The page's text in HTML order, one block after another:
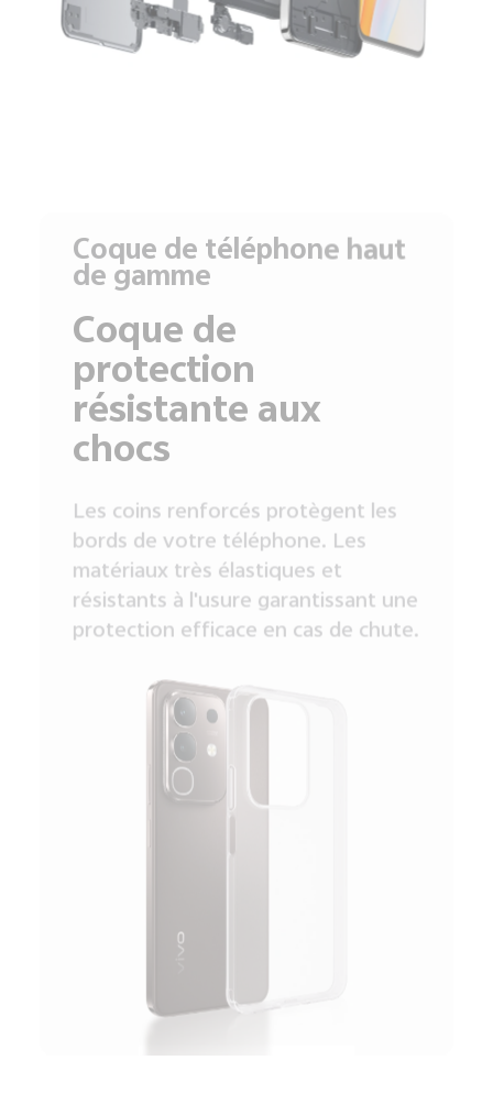
Coque de téléphone haut
de gamme
Coque de
protection
résistante aux
chocs
Les coins renforcés protègent les
bords de votre téléphone. Les
matériaux très élastiques et
résistants à l'usure garantissant une
protection efficace en cas de chute.